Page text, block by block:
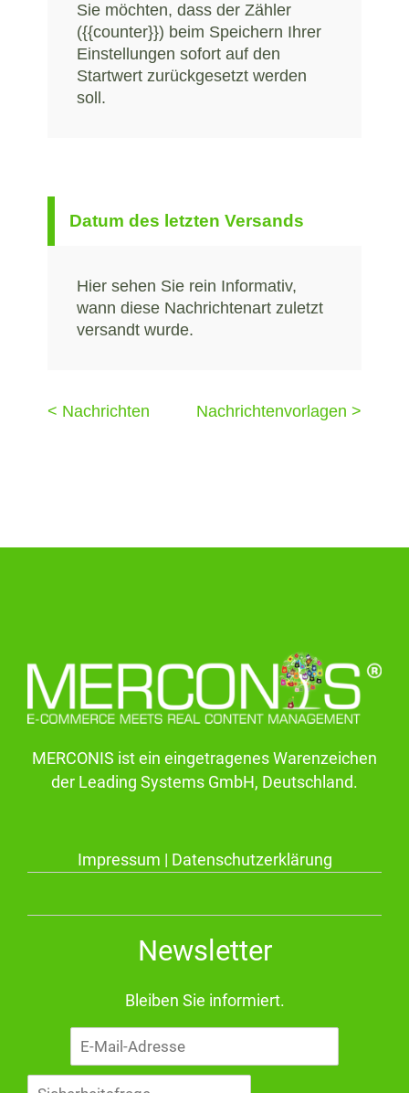
Sie möchten, dass der Zähler
({{counter}}) beim Speichern Ihrer
Einstellungen sofort auf den
Startwert zurückgesetzt werden
soll.
Datum des letzten Versands
Hier sehen Sie rein Informativ,
wann diese Nachrichtenart zuletzt
versandt wurde.
< Nachrichten Nachrichtenvorlagen >
MERCONIS ist ein eingetragenes Warenzeichen
der Leading Systems GmbH, Deutschland.
Impressum | Datenschutzerklärung
Newsletter
Bleiben Sie informiert.
E-
Mail-
Adresse